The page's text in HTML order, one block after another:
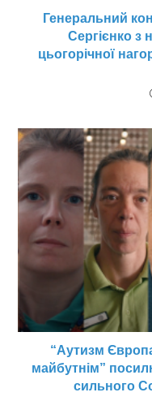
Генеральний
Сергієнко з
цьогорічної
“Аутизм
майбутнім”
сильного